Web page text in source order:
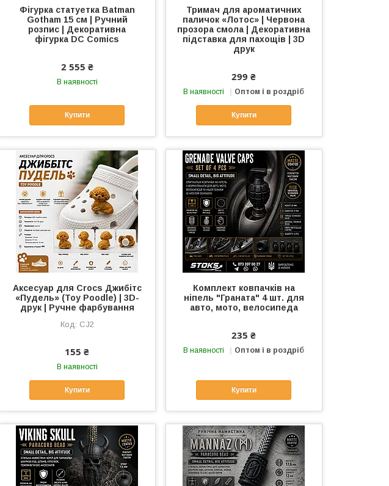
Фігурка статуетка Batman
Gotham 15 см | Ручний
розпис | Декоративна
фігурка DC Comics
2 555 ₴
В наявності
Купити
Тримач для ароматичних
паличок «Лотос» | Червона
прозора смола | Декоративна
підставка для пахощів | 3D
друк
299 ₴
В наявності Оптом і в роздріб
Купити
Аксесуар для Crocs Джибітс
«Пудель» (Toy Poodle) | 3D-
друк | Ручне фарбування
CJ2
155 ₴
В наявності
Купити
Комплект ковпачків на
ніпель "Граната" 4 шт. для
авто, мото, велосипеда
235 ₴
В наявності Оптом і в роздріб
Купити